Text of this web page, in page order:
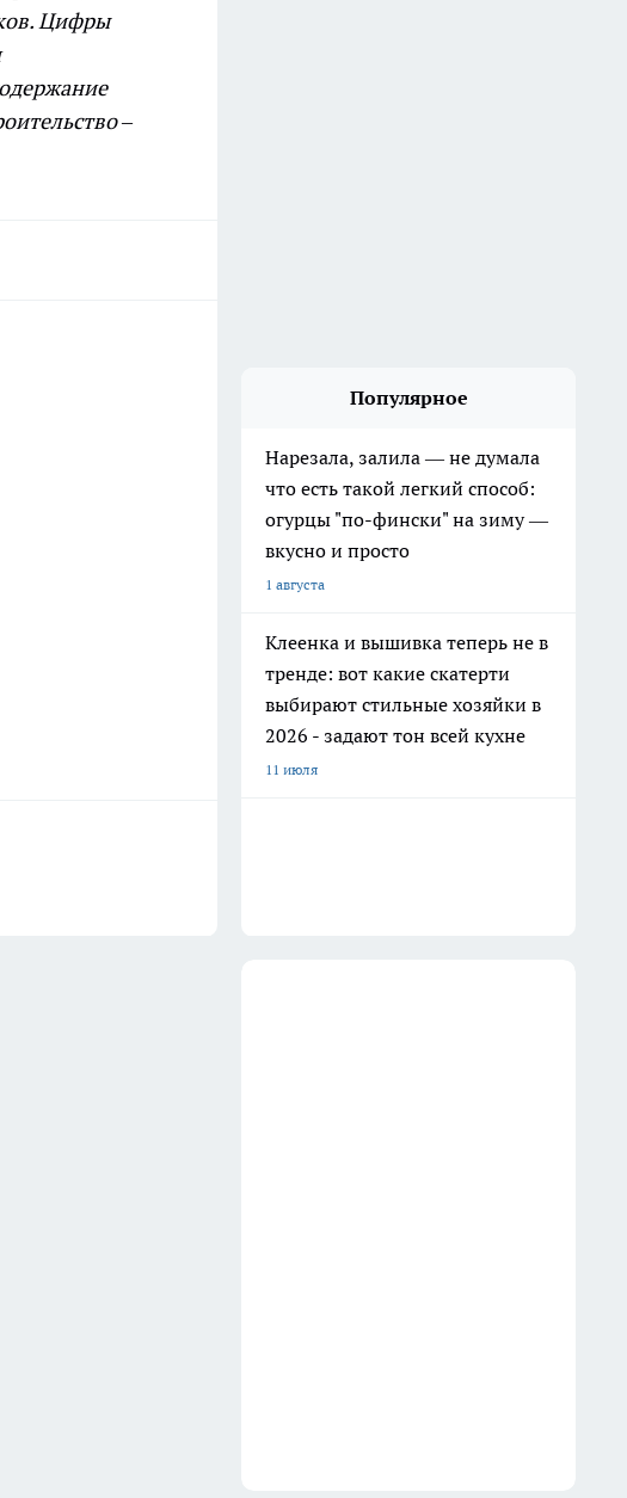
Цифры
–
Популярное
Нарезала, залила — не думала
что есть такой легкий способ:
огурцы "по-фински" на зиму —
вкусно и просто
1 августа
Клеенка и вышивка теперь не в
тренде: вот какие скатерти
выбирают стильные хозяйки в
2026 - задают тон всей кухне
11 июля